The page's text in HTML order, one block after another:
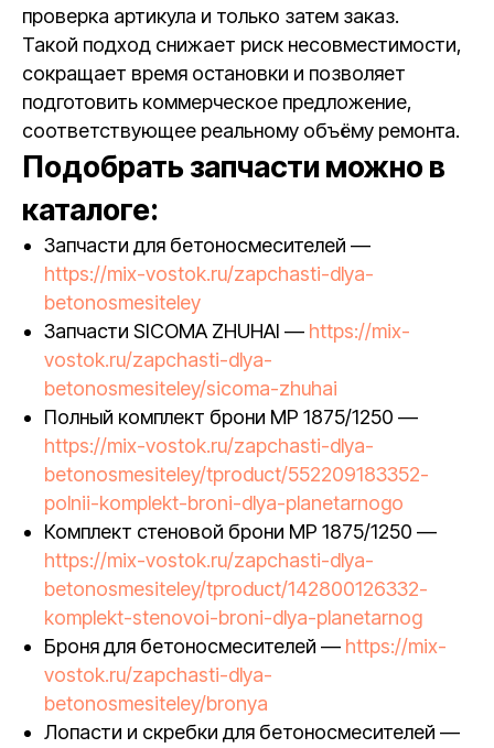
проверка артикула и только затем заказ.
Такой подход снижает риск несовместимости,
сокращает время остановки и позволяет
подготовить коммерческое предложение,
соответствующее реальному объёму ремонта.
Подобрать запчасти можно в
каталоге:
Запчасти для бетоносмесителей —
https://mix-vostok.ru/zapchasti-dlya-
betonosmesiteley
Запчасти SICOMA ZHUHAI — https://mix-
vostok.ru/zapchasti-dlya-
betonosmesiteley/sicoma-zhuhai
Полный комплект брони MP 1875/1250 —
https://mix-vostok.ru/zapchasti-dlya-
betonosmesiteley/tproduct/552209183352-
polnii-komplekt-broni-dlya-planetarnogo
Комплект стеновой брони MP 1875/1250 —
https://mix-vostok.ru/zapchasti-dlya-
betonosmesiteley/tproduct/142800126332-
komplekt-stenovoi-broni-dlya-planetarnog
Броня для бетоносмесителей — https://mix-
vostok.ru/zapchasti-dlya-
betonosmesiteley/bronya
Лопасти и скребки для бетоносмесителей —